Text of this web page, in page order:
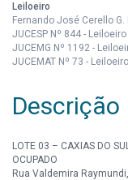
Leiloeiro
Fernando José Cerello G.
JUCESP Nº 844 -
JUCEMG Nº 1192 -
JUCEMAT Nº 73 -
Descrição
LOTE 03 – CAXIAS DO
OCUPADO
Rua Valdemira